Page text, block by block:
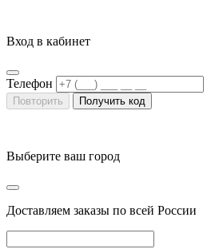
Вход в кабинет
Телефон
Повторить Получить код
Выберите ваш город
Доставляем заказы по всей России